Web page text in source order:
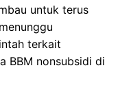
untuk terus
terkait
BBM nonsubsidi di